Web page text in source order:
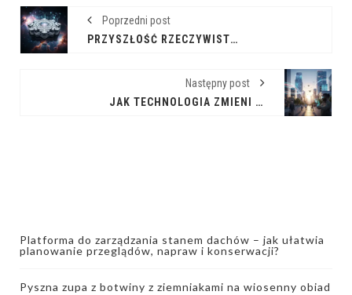
Poprzedni post
PRZYSZŁOŚĆ RZECZYWISTOŚCI: KOMPUTERY KWANTOWE W HORYZONCIE
Następny post
JAK TECHNOLOGIA ZMIENI NASZĄ PRZYSZŁOŚĆ? PROGNOZY TECHNOLOGII TECHNOLOGIE PRZYSZŁOŚCI
Platforma do zarządzania stanem dachów – jak ułatwia
planowanie przeglądów, napraw i konserwacji?
Pyszna zupa z botwiny z ziemniakami na wiosenny obiad